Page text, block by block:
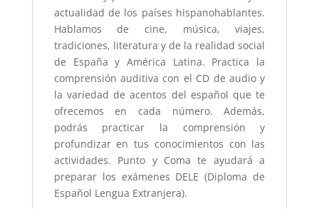
actualidad de los países hispanohablantes.
Hablamos de cine, música, viajes,
tradiciones, literatura y de la realidad social
de España y América Latina. Practica la
comprensión auditiva con el CD de audio y
la variedad de acentos del español que te
ofrecemos en cada número. Además,
podrás practicar la comprensión y
profundizar en tus conocimientos con las
actividades. Punto y Coma te ayudará a
preparar los exámenes DELE (Diploma de
Español Lengua Extranjera).